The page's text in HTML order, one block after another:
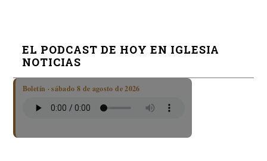
EL PODCAST DE HOY EN IGLESIA
NOTICIAS
Boletín · sábado 8 de agosto de 2026